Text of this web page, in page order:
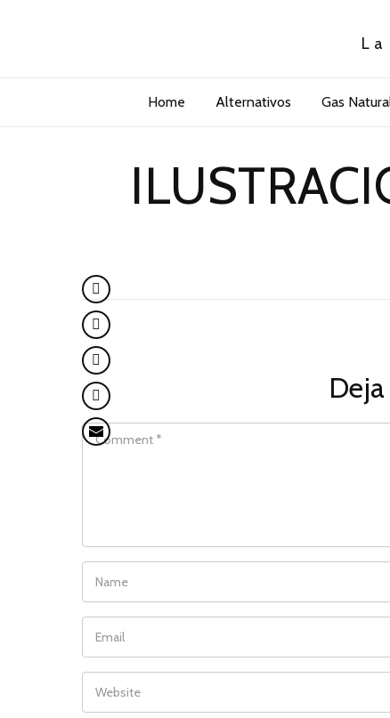
Home Alternativos Gas
COMMENT
NAME
EMAIL
WEBSITE